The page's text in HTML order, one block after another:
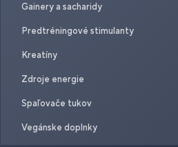
Gainery a sacharidy
Predtréningové stimulanty
Kreatíny
Zdroje energie
Spaľovače tukov
Vegánske doplnky